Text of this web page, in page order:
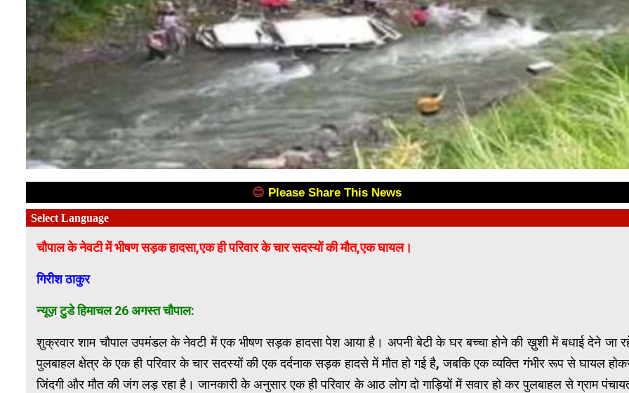
😊 Please Share This News
चौपाल के नेवटी में भीषण सड़क हादसा,एक ही परिवार के चार सदस्यों की मौत,एक घायल।
गिरीश ठाकुर
न्यूज़ टुडे हिमाचल 26 अगस्त चौपाल:
शुक्रवार शाम चौपाल उपमंडल के नेवटी में एक भीषण सड़क हादसा पेश आया है। अपनी बेटी के घर बच्चा होने की ख़ुशी में बधाई देने जा
पुलबाहल क्षेत्र के एक ही परिवार के चार सदस्यों की एक दर्दनाक सड़क हादसे में मौत हो गई है, जबकि एक व्यक्ति गंभीर रूप से घायल
जिंदगी और मौत की जंग लड़ रहा है। जानकारी के अनुसार एक ही परिवार के आठ लोग दो गाड़ियों में सवार हो कर पुलबाहल से ग्राम